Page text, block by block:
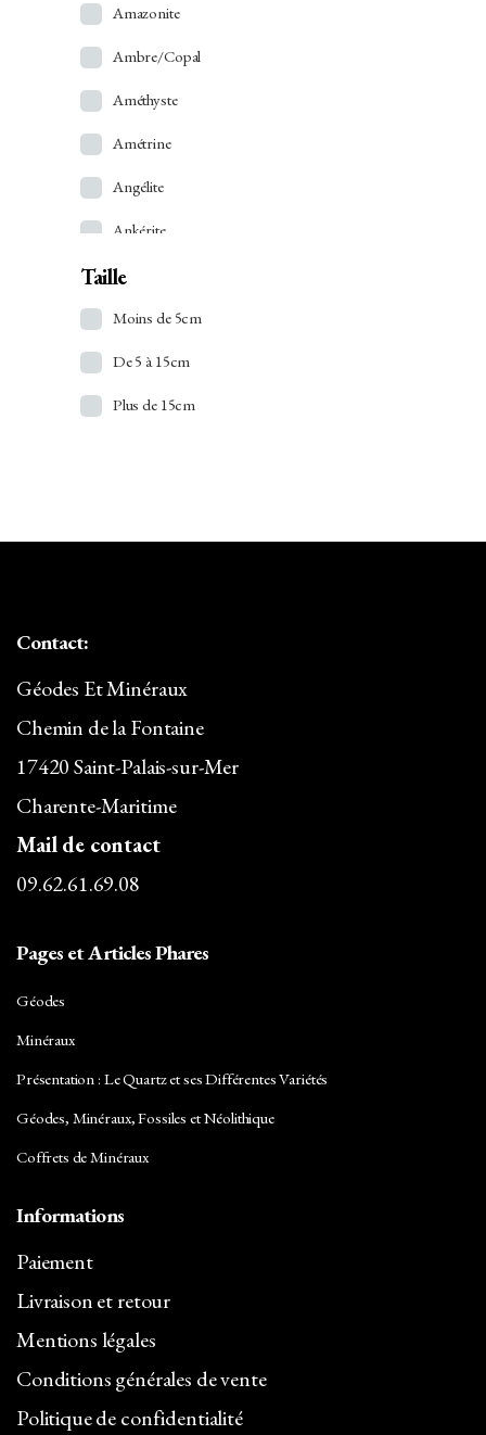
Amazonite
Ambre/Copal
Améthyste
Amétrine
Angélite
Ankérite
Apatite
Apophyllite
Aragonite
Argent
Calcédoine
Calcite
Carbure de Silicium
Citrine
Cornaline
Cuivre
Taille
Moins de 5cm
De 5 à 15cm
Plus de 15cm
Contact:
Géodes Et Minéraux
Chemin de la Fontaine
17420 Saint-Palais-sur-Mer
Charente-Maritime
Mail de contact
09.62.61.69.08
Pages et Articles Phares
Géodes
Minéraux
Présentation : Le Quartz et ses Différentes Variétés
Géodes, Minéraux, Fossiles et Néolithique
Coffrets de Minéraux
Informations
Paiement
Livraison et retour
Mentions légales
Conditions générales de vente
Politique de confidentialité